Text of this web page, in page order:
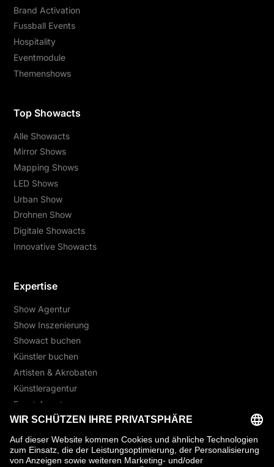
Brand Activation
Fussball Events
Hospitality
Eventmodule
Themenshows
Top Showacts
Alle Showacts
Mirror Shows
Mapping Shows
LED Shows
Urban Show
Drohnen Show
Digitale Showacts
Innovative Showacts
Expertise
Show Agentur
Show Inszenierung
Showact buchen
Künstler buchen
Artisten & Akrobaten
Künstleragentur
Event Agentur
Unique Freestyler